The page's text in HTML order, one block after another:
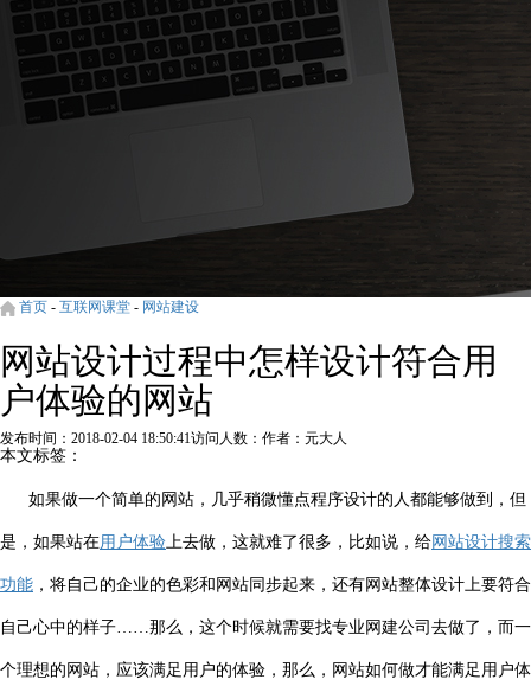
首页 - 互联网课堂 - 网站建设
网站设计过程中怎样设计符合用
户体验的网站
发布时间：2018-02-04 18:50:41访问人数： 作者：元大人
本文标签：
如果做一个简单的网站，几乎稍微懂点程序设计的人都能够做到，但
是，如果站在用户体验上去做，这就难了很多，比如说，给网站设计搜索
功能 ，将自己的企业的色彩和网站同步起来，还有网站整体设计上要符合
自己心中的样子……那么，这个时候就需要找专业网建公司去做了，而一
个理想的网站，应该满足用户的体验，那么，网站如何做才能满足用户体